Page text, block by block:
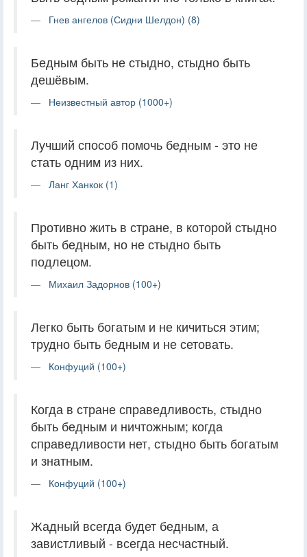
Гнев ангелов (Сидни Шелдон) (8)
Бедным быть не стыдно, стыдно быть
дешёвым.
Неизвестный автор (1000+)
Лучший способ помочь бедным - это не
стать одним из них.
Ланг Ханкок (1)
Противно жить в стране, в которой стыдно
быть бедным, но не стыдно быть
подлецом.
Михаил Задорнов (100+)
Легко быть богатым и не кичиться этим;
трудно быть бедным и не сетовать.
Конфуций (100+)
Когда в стране справедливость, стыдно
быть бедным и ничтожным; когда
справедливости нет, стыдно быть богатым
и знатным.
Конфуций (100+)
Жадный всегда будет бедным, а
завистливый - всегда несчастный.